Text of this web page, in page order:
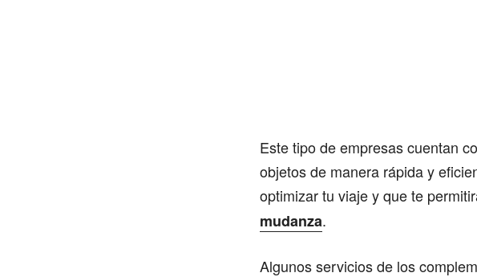
Este tipo de empresas cuentan
objetos de manera rápida y
optimizar tu viaje y que te
mudanza.
Algunos servicios de los